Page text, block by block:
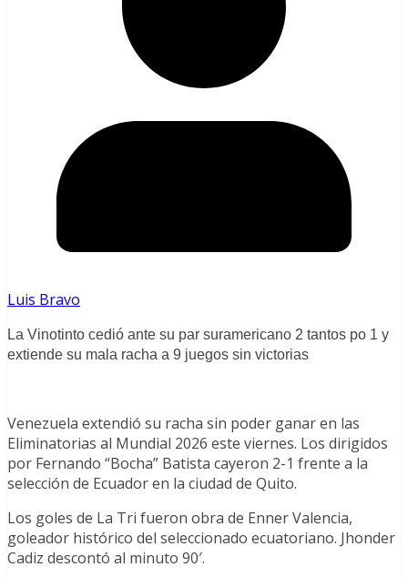
Luis Bravo
La Vinotinto cedió ante su par suramericano 2 tantos po 1 y
extiende su mala racha a 9 juegos sin victorias
Venezuela extendió su racha sin poder ganar en las
Eliminatorias al Mundial 2026 este viernes. Los dirigidos
por Fernando “Bocha” Batista cayeron 2-1 frente a la
selección de Ecuador en la ciudad de Quito.
Los goles de La Tri fueron obra de Enner Valencia,
goleador histórico del seleccionado ecuatoriano. Jhonder
Cadiz descontó al minuto 90′.